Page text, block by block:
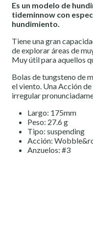
Es un modelo de
tideminnow con
hundimiento.
Tiene una gran
de explorar áreas de
Muy útil para aquellos
Bolas de tungsteno de
el viento. Una Acción
irregular
Largo: 175mm
Peso: 27.6 g
Tipo: suspending
Acción:
Anzuelos: #3